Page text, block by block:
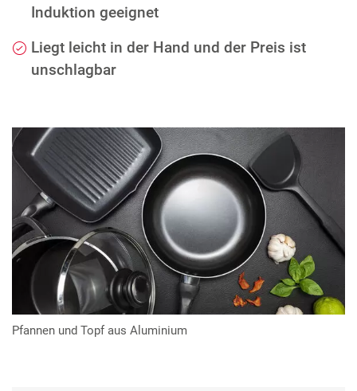
Induktion geeignet
Liegt leicht in der Hand und der Preis ist
unschlagbar
Pfannen und Topf aus Aluminium